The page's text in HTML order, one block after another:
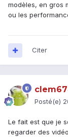
modèles, en gros
ou les
Citer
Posté(e)
Le fait est que je
regarder des